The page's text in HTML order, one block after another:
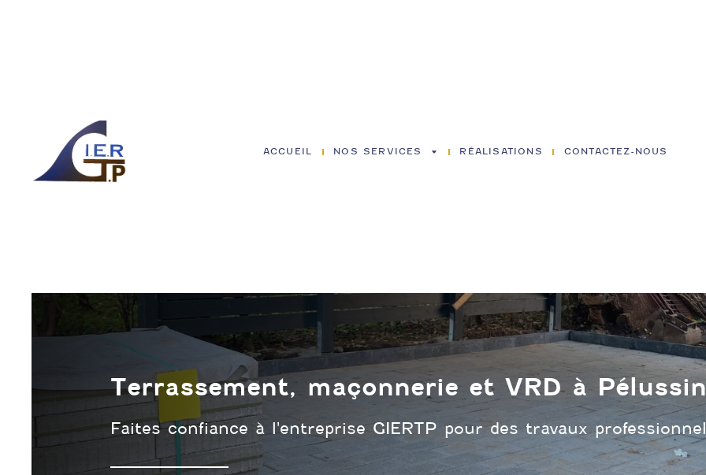
ACCUEIL NOS SERVICES RÉALISATIONS CONTACTEZ-NOUS
Terrassement, maçonnerie et VRD à
Faites confiance à l'entreprise GIERTP pour des travaux